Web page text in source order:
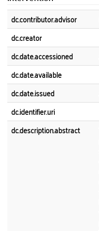
dc.contributor.advisor
dc.creator
dc.date.accessioned
dc.date.available
dc.date.issued
dc.identifier.uri
dc.description.abstract